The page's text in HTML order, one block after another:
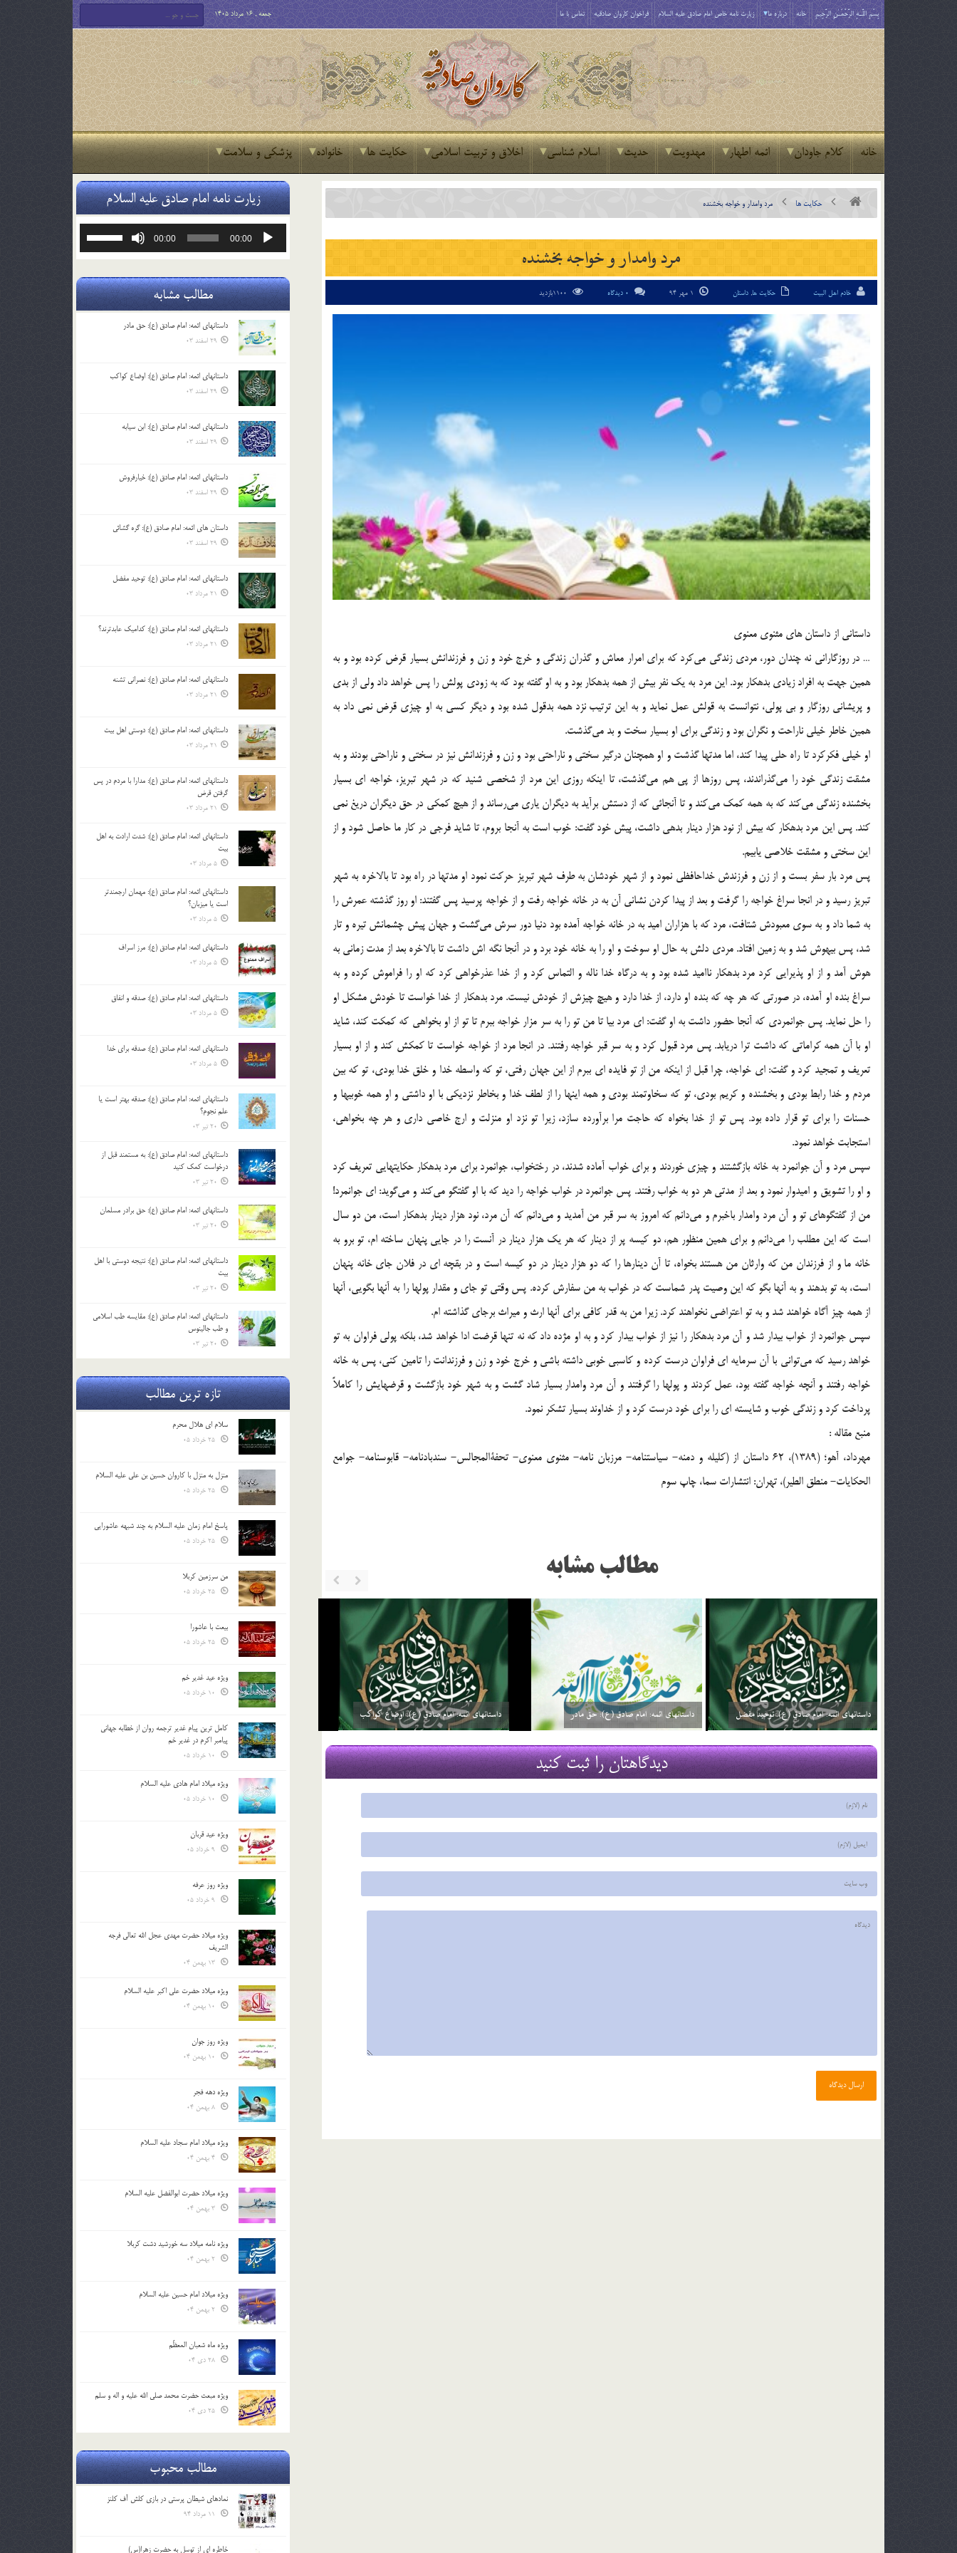
بِسْمِ اللَّـهِ الرَّحْمَـٰنِ الرَّحِيمِ خانه درباره ما زیارت نامه خاص امام صادق علیه السلام فراخوان کاروان صادقیه تماس با ما جمعه , 16 مرداد 1405
خانه کلام جاودان ائمه اطهار مهدویت حدیث اسلام شناسی اخلاق و تربیت اسلامی حکایت ها خانواده پزشکی و سلامت
حکایت ها مرد وامدار و خواجه بخشنده
مرد وامدار و خواجه بخشنده
خادم اهل البیت حکایت ها, داستان 0 دیدگاه
داستانی از داستان های مثنوی معنوی
… در روزگارانی نه چندان دور، مردی زندگی می‌کرد که برای امرار معاش و گذران زندگی و خرج خود و زن و فرزندانش بسیار قرض کرده بود و به
همین جهت به افراد زیادی بدهکار بود. این مرد به یک نفر بیش از همه بدهکار بود و به او گفته بود که به زودی پولش را پس خواهد داد ولی از بدی
و پریشانی روزگار و بی پولی، نتوانست به قولش عمل نماید و به این ترتیب نزد همه بدقول شده بود و دیگر کسی به او چیزی قرض نمی داد به
همین خاطر خیلی ناراحت و نگران بود و زندگی برای او بسیار سخت و بد می‌گذشت.
او خیلی فکرکرد تا راه حلی پیدا کند، اما مدتها گذشت و او همچنان درگیر سختی و ناراحتی بود و زن و فرزندانش نیز در سختی و ناراحتی بودند و به
مشقت زندگی خود را می‌گذراندند، پس روزها از پی هم می‌گذشت، تا اینکه روزی این مرد از شخصی شنید که در شهر تبریز، خواجه ای بسیار
بخشنده زندگی می‌کند که به همه کمک می‌کند و تا آنجائی که از دستش برآید به دیگران یاری می‌رساند و از هیچ کمکی در حق دیگران دریغ نمی
کند. پس این مرد بدهکار که بیش از نود هزار دینار بدهی داشت، پیش خود گفت: خوب است به آنجا بروم، تا شاید فرجی در کار ما حاصل شود و از
این سختی و مشقت خلاصی یابیم.
پس مرد بار سفر بست و از زن و فرزندش خداحافظی نمود و از شهر خودشان به طرف شهر تبریز حرکت نمود او مدتها در راه بود تا بالاخره به شهر
تبریز رسید و در انجا سراغ خواجه را گرفت و بعد از پیدا کردن نشانی آن به در خانه خواجه رفت و از خواجه پرسید پس گفتند: او روز گذشته عمرش را
به شما داد و به سوی معبودش شتافت، مرد که با هزاران امید به در خانه خواجه آمده بود دنیا دور سرش می‌گشت و جهان پیش چشمانش تیره و تار
شد، پس بیهوش شد و به زمین افتاد. مردی دلش به حال او سوخت و او را به خانه خود برد و در آنجا نگه اش داشت تا بالاخره بعد از مدت زمانی به
هوش آمد و از او پذیرایی کرد مرد بدهکار ناامید شده بود و به درگاه خدا ناله و التماس کرد و از خدا عذرخواهی کرد که او را فراموش کرده و به
سراغ بنده او آمده، در صورتی که هر چه که بنده او دارد، از خدا دارد و هیچ چیزش از خودش نیست. مرد بدهکار از خدا خواست تا خودش مشکل او
را حل نماید. پس جوانمردی که آنجا حضور داشت به او گفت: ای مرد بیا تا من تو را به سر مزار خواجه ببرم تا تو از او بخواهی که کمکت کند، شاید
او با آن همه کراماتی که داشت ترا دریابد. پس مرد قبول کرد و به سر قبر خواجه رفتند. در انجا مرد از خواجه خواست تا کمکش کند و از او بسیار
تعریف و تمجید کرد و گفت: ای خواجه، چرا قبل از اینکه من از تو فایده ای ببرم از این جهان رفتی، تو که واسطه خدا و خلق خدا بودی، تو که بین
مردم و خدا رابط بودی و بخشنده و کریم بودی، تو که سخاوتمند بودی و همه اینها را از لطف خدا و بخاطر نزدیکی با او داشتی و او همه خوبیها و
حسنات را برای تو قرار داده بود. پس تو از خدا بخواه که حاجت مرا برآورده سازد، زیرا تو نزد او منزلت و ارج خاصی داری و هر چه بخواهی،
استجابت خواهد نمود.
سپس مرد و آن جوانمرد به خانه بازگشتند و چیزی خوردند و برای خواب آماده شدند، در رختخواب، جوانمرد برای مرد بدهکار حکایتهایی تعریف کرد
و او را تشویق و امیدوار نمود و بعد از مدتی هر دو به خواب رفتند. پس جوانمرد در خواب خواجه را دید که با او گفتگو می‌کند و می‌گوید: ای جوانمرد!
من از گفتگوهای تو و آن مرد وامدار باخبرم و می‌دانم که امروز به سر قبر من آمدید و می‌دانم که آن مرد، نود هزار دینار بدهکار است، من دو سال
است که این مطلب را می‌دانم و برای همین منظور هم، دو کیسه پر از دینار که هر یک هزار دینار در آنست را در جایی پنهان ساخته ام، تو برو به
خانه ما و از فرزندان من که وارثان من هستند بخواه، تا آن دینارها را که دو هزار دینار در دو کیسه است و در بقچه ای در فلان جای خانه پنهان
است، به تو بدهند و به آنها بگو که این وصیت پدر شماست که در خواب به من سفارش کرده. پس وقتی تو جای و مقدار پولها را به آنها بگویی، آنها
از همه چیز آگاه خواهند شد و به تو اعتراضی نخواهند کرد. زیرا من به قدر کافی برای آنها ارث و میراث برجای گذاشته ام.
سپس جوانمرد از خواب بیدار شد و آن مرد بدهکار را نیز از خواب بیدار کرد و به او مژده داد که نه تنها قرضت ادا خواهد شد، بلکه پولی فراوان به تو
خواهد رسید که می‌توانی با آن سرمایه ای فراوان درست کرده و کاسبی خوبی داشته باشی و خرج خود و زن و فرزندانت را تامین کنی، پس به خانه
خواجه رفتند و آنچه خواجه گفته بود، عمل کردند و پولها را گرفتند و آن مرد وامدار بسیار شاد گشت و به شهر خود بازگشت و قرضهایش را کاملاً
پرداخت کرد و زندگی خوب و شایسته ای را برای خود درست کرد و از خداوند بسیار تشکر نمود.
منبع مقاله :
مهرداد، آهو؛ (1389)، 62 داستان از (کلیله و دمنه- سیاستنامه- مرزبان نامه- مثنوی معنوی- تحفةالمجالس- سندبادنامه- قابوسنامه- جوامع
الحکایات- منطق الطیر)، تهران: انتشارات سما، چاپ سوم
مطالب مشابه
داستانهای ائمه: امام صادق (ع): خیارفروش
29 اسفند 03
داستان های ائمه: امام صادق (ع): گره گشائی
29 اسفند 03
داستانهای ائمه: امام صادق (ع): توحید مفضل
21 مرداد 03
دیدگاهتان را ثبت کنید
زیارت نامه امام صادق علیه السلام
پخش‌کننده
00:00
00:00
یا
صدا
کلیدهای
مطالب مشابه
داستانهای ائمه: امام صادق (ع): حق مادر
29 اسفند 03
داستانهای ائمه: امام صادق (ع): اوضاع کواکب
29 اسفند 03
داستانهای ائمه: امام صادق (ع): ابن سیابه
29 اسفند 03
داستانهای ائمه: امام صادق (ع): خیارفروش
29 اسفند 03
داستان های ائمه: امام صادق (ع): گره گشائی
29 اسفند 03
داستانهای ائمه: امام صادق (ع): توحید مفضل
21 مرداد 03
داستانهای ائمه: امام صادق (ع): کدامیک عابدترند؟
21 مرداد 03
داستانهای ائمه: امام صادق (ع): نصرانی تشنه
21 مرداد 03
داستانهای ائمه: امام صادق (ع): دوستی اهل بیت
21 مرداد 03
داستانهای ائمه: امام صادق (ع): مدارا با مردم در پس
گرفتن قرض
21 مرداد 03
داستانهای ائمه: امام صادق (ع): شدت ارادت به اهل
بیت
5 مرداد 03
داستانهای ائمه: امام صادق (ع): مهمان ارجمندتر
است یا میزبان؟
5 مرداد 03
داستانهای ائمه: امام صادق (ع): مرز اسراف
5 مرداد 03
داستانهای ائمه: امام صادق (ع): صدقه و انفاق
5 مرداد 03
داستانهای ائمه: امام صادق (ع): صدقه برای خدا
5 مرداد 03
داستانهای ائمه: امام صادق (ع): صدقه بهتر است یا
علم نجوم؟
20 تیر 03
داستانهای ائمه: امام صادق (ع): به مستمند قبل از
درخواست کمک کنید
20 تیر 03
داستانهای ائمه: امام صادق (ع): حق برادر مسلمان
20 تیر 03
داستانهای ائمه: امام صادق (ع): نتیجه دوستی با اهل
بیت
20 تیر 03
داستانهای ائمه: امام صادق (ع): مقایسه طب اسلامی
و طب جالینوس
20 تیر 03
تازه ترین مطالب
سلام ای هلال محرم
منزل به منزل با کاروان حسین بن علی علیه السلام
پاسخ امام زمان علیه السلام به چند شبهه عاشورایی
من سرزمین کربلا
بیعت با عاشورا
ویژه عید غدیر خم
کامل ترین پیام غدیر ترجمه روان از خطابه جهانی
پیامبر اکرم در غدیر خم
ویژه میلاد امام هادی علیه السلام
ویژه عید قربان
ویژه روز عرفه
ویژه میلاد حضرت مهدی عجل الله تعالی فرجه
الشريف
ویژه میلاد حضرت علی اکبر علیه السلام
ویژه روز جوان
ویژه دهه فجر
ویژه میلاد امام سجاد علیه السلام
ویژه میلاد حضرت ابوالفضل علیه السلام
ویژه نامه میلاد سه خورشید دشت کربلا
ویژه میلاد امام حسین علیه السلام
ویژه ماه شعبان المعظّم
ویژه مبعث حضرت محمد صلی الله علیه و اله و سلم
مطالب محبوب
نمادهای شیطان پرستی در بازی کلش آف کلنز
خاطره ای از توسل به حضرت زهرا(س)